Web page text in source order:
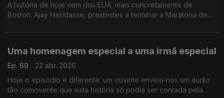
A história de hoje vem dos EUA, mais concretamente de
Boston. Ajay Hasidasse, prestestes a terminar a Maratona de
Uma homenagem especial a uma irmã especial
Ep. 69
22 abr. 2026
Hoje o episódio é diferente: um ouvinte enviou-nos um áudio
tão comovente que esta história só podia ser contada pela